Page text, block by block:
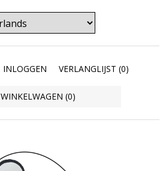
INLOGGEN VERLANGLIJST (0)
WINKELWAGEN (0)